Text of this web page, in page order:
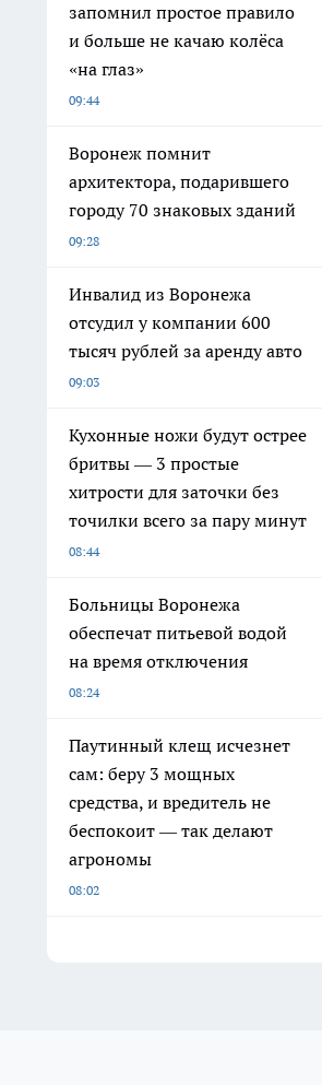
запомнил простое правило
и больше не качаю колёса
«на глаз»
09:44
Воронеж помнит
архитектора, подарившего
городу 70 знаковых зданий
09:28
Инвалид из Воронежа
отсудил у компании 600
тысяч рублей за аренду авто
09:03
Кухонные ножи будут острее
бритвы — 3 простые
хитрости для заточки без
точилки всего за пару минут
08:44
Больницы Воронежа
обеспечат питьевой водой
на время отключения
08:24
Паутинный клещ исчезнет
сам: беру 3 мощных
средства, и вредитель не
беспокоит — так делают
агрономы
08:02